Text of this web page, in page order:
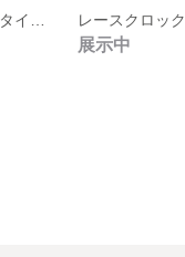
レースクロック
展示中